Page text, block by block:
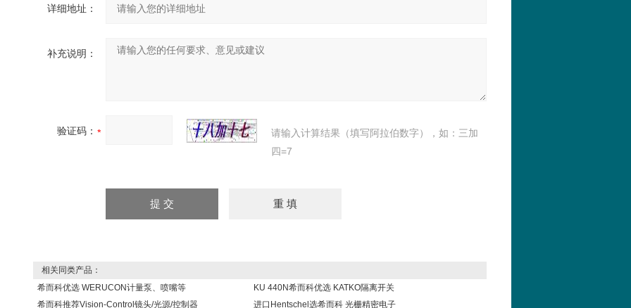
详细地址：
补充说明：
验证码：
请输入计算结果（填写阿拉伯数字），如：三加
四=7
相关同类产品：
希而科优选 WERUCON计量泵、喷嘴等
KU 440N希而科优选 KATKO隔离开关
希而科推荐Vision-Control镜头/光源/控制器
进口Hentschel选希而科 光栅精密电子